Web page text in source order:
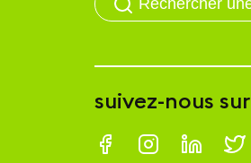
suivez-nous sur